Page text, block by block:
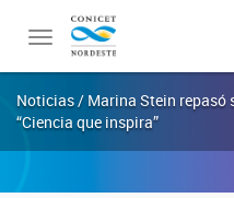
Toggle
navigation
Noticias / Marina Stein
“Ciencia que inspira”